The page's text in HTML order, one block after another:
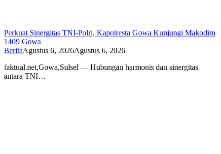
Perkuat Sinergitas TNI-Polri, Kapolresta Gowa Kunjungi Makodim
1409 Gowa
BeritaAgustus 6, 2026Agustus 6, 2026
faktual.net,Gowa,Sulsel — Hubungan harmonis dan sinergitas
antara TNI…